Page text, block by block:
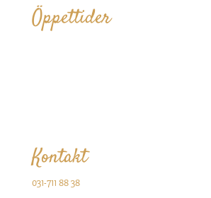
Öppettider
Kontakt
031-711 88 38